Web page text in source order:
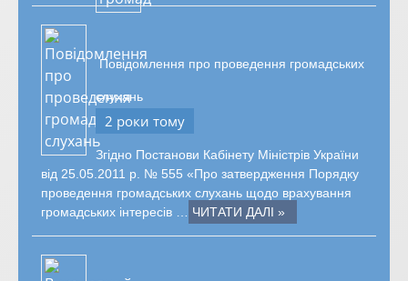
Повідомлення про проведення громадських
слухань
2 роки тому
Згідно Постанови Кабінету Міністрів України
від 25.05.2011 р. № 555 «Про затвердження Порядку
проведення громадських слухань щодо врахування
громадських інтересів … ЧИТАТИ ДАЛІ »